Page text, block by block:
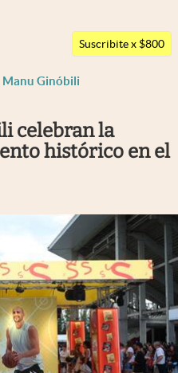
Argentina
Uruguay
Suscribite x $800
Manu Ginóbili
celebran la
histórico en el